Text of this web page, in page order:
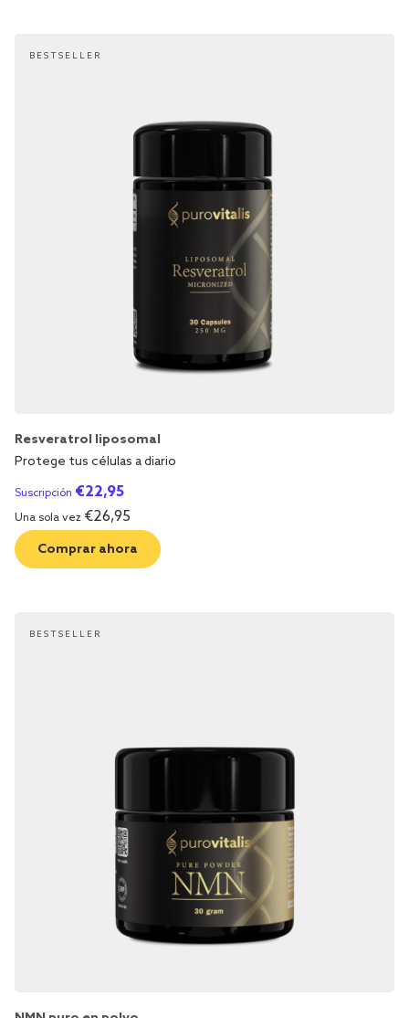
BESTSELLER
Resveratrol liposomal
Protege tus células a diario
Suscripción €22,95
Una sola vez €26,95
Comprar ahora
BESTSELLER